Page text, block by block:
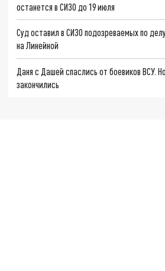
останется в СИЗО до 19 июля
Суд оставил в СИЗО подозреваемых по
на Линейной
Даня с Дашей спаслись от боевиков ВСУ.
закончились